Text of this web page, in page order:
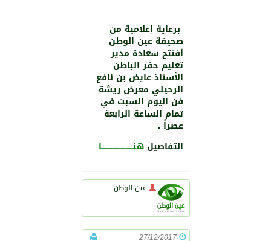
برعاية إعلامية من
صحيفة عين الوطن
أفتتح سعادة مدير
تعليم حفر الباطن
الأستاذ عايض بن نافع
الرحيلي معرض ريشة
فن اليوم السبت في
تمام الساعة الرابعة
عصراً .
التفاصيلهنــــــــــــــــــــــــــا
عين الوطن
27/12/2017